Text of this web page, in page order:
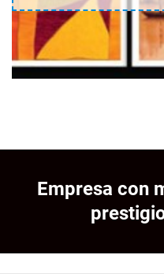
Empresa con